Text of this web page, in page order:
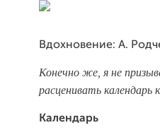
Вдохновение: А.
Конечно же, я не
расценивать календарь
Календарь